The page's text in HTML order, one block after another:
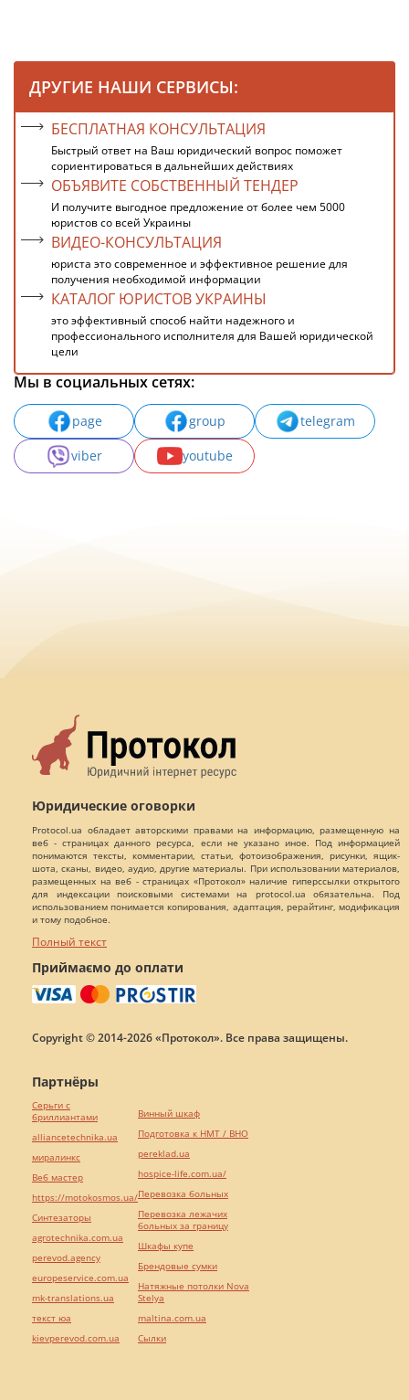
ДРУГИЕ НАШИ СЕРВИСЫ:
БЕСПЛАТНАЯ КОНСУЛЬТАЦИЯ
Быстрый ответ на Ваш юридический вопрос поможет
сориентироваться в дальнейших действиях
ОБЪЯВИТЕ СОБСТВЕННЫЙ ТЕНДЕР
И получите выгодное предложение от более чем 5000
юристов со всей Украины
ВИДЕО-КОНСУЛЬТАЦИЯ
юриста это современное и эффективное решение для
получения необходимой информации
КАТАЛОГ ЮРИСТОВ УКРАИНЫ
это эффективный способ найти надежного и
профессионального исполнителя для Вашей юридической
цели
Мы в социальных сетях:
page group
telegram
viber
youtube
Юридические оговорки
Protocol.ua обладает авторскими правами на информацию, размещенную на
веб - страницах данного ресурса, если не указано иное. Под информацией
понимаются тексты, комментарии, статьи, фотоизображения, рисунки, ящик-
шота, сканы, видео, аудио, другие материалы. При использовании материалов,
размещенных на веб - страницах «Протокол» наличие гиперссылки открытого
для индексации поисковыми системами на protocol.ua обязательна. Под
использованием понимается копирования, адаптация, рерайтинг, модификация
и тому подобное.
Полный текст
Приймаємо до оплати
Copyright © 2014-2026 «Протокол». Все права защищены.
Партнёры
Серьги с
бриллиантами
alliancetechnika.ua
миралинкс
Веб мастер
https://motokosmos.ua/
Синтезаторы
agrotechnika.com.ua
perevod.agency
europeservice.com.ua
mk-translations.ua
текст юа
kievperevod.com.ua
Винный шкаф
Подготовка к НМТ / ВНО
pereklad.ua
hospice-life.com.ua/
Перевозка больных
Перевозка лежачих
больных за границу
Шкафы купе
Брендовые сумки
Натяжные потолки Nova
Stelya
maltina.com.ua
Cылки